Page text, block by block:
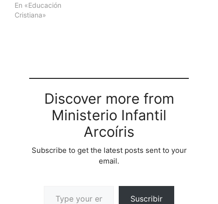
En «Educación
Cristiana»
Discover more from
Ministerio Infantil
Arcoíris
Subscribe to get the latest posts sent to your
email.
Suscribir